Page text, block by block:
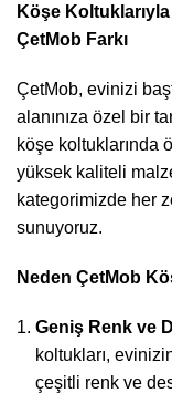
Köşe
ÇetMob Farkı
ÇetMob, evinizi
alanınıza özel bir
köşe koltuklarında
yüksek kaliteli
kategorimizde her
sunuyoruz.
Neden ÇetMob
Geniş Renk ve
koltukları,
çeşitli renk ve